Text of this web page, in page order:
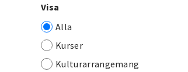
Visa
Alla
Kurser
Kulturarrangemang